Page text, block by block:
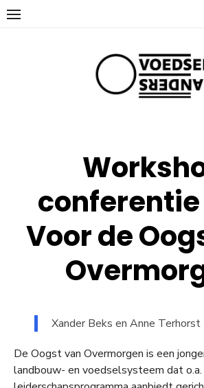
Ga
naar
conferentie
Voor de
Xander Beks en Anne Terhorst
De Oogst van Overmorgen is een
landbouw- en voedselsysteem dat o.a.